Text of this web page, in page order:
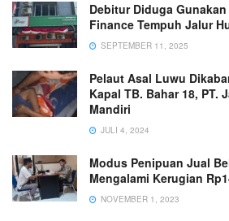
Debitur Diduga
Finance Tempuh Jalur
SEPTEMBER 11, 2025
Pelaut Asal Luwu
Kapal TB. Bahar 18, PT.
Mandiri
JULI 4, 2024
Modus Penipuan Jual
Mengalami Kerugian
NOVEMBER 1, 2023